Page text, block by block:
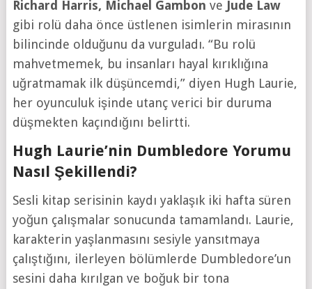
Richard Harris, Michael Gambon ve Jude Law
gibi rolü daha önce üstlenen isimlerin mirasının
bilincinde olduğunu da vurguladı. “Bu rolü
mahvetmemek, bu insanları hayal kırıklığına
uğratmamak ilk düşüncemdi,” diyen Hugh Laurie,
her oyunculuk işinde utanç verici bir duruma
düşmekten kaçındığını belirtti.
Hugh Laurie’nin Dumbledore Yorumu
Nasıl Şekillendi?
Sesli kitap serisinin kaydı yaklaşık iki hafta süren
yoğun çalışmalar sonucunda tamamlandı. Laurie,
karakterin yaşlanmasını sesiyle yansıtmaya
çalıştığını, ilerleyen bölümlerde Dumbledore’un
sesini daha kırılgan ve boğuk bir tona